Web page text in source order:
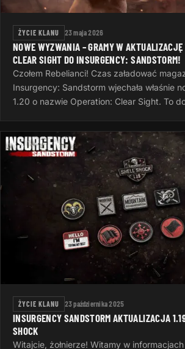
ŻYCIE KLANU 23 maja 2026
NOWE WYZWANIA – GRAMY W
CLEAR SIGHT DO INSURGENCY: SANDSTORM!
Czołem Rebelianci! Czas załadować
Insurgency: Sandstorm wjechała właśnie
1.20 o nazwie Operation: Clear Sight. To
ŻYCIE KLANU 23 października 2025
INSURGENCY SANDSTORM AKTUALIZACJA
SHOCK
Witajcie, żołnierze! Witamy w